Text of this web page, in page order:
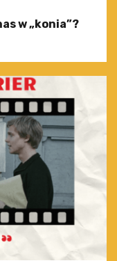
w „konia”?